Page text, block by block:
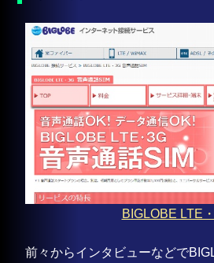
BIGLOBE LTE
前々からインタビューなどで